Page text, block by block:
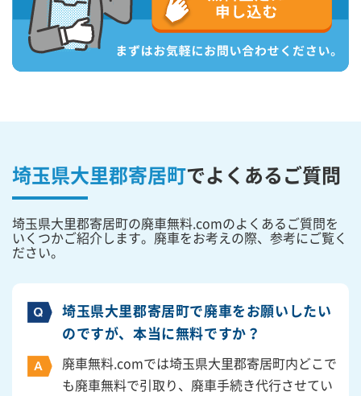
埼玉県大里郡寄居町でよくあるご質問
埼玉県大里郡寄居町の廃車無料.comのよくあるご質問を
いくつかご紹介します。廃車をお考えの際、参考にご覧く
ださい。
埼玉県大里郡寄居町で廃車をお願いしたい
のですが、本当に無料ですか？
廃車無料.comでは埼玉県大里郡寄居町内どこで
も廃車無料で引取り、廃車手続き代行させてい